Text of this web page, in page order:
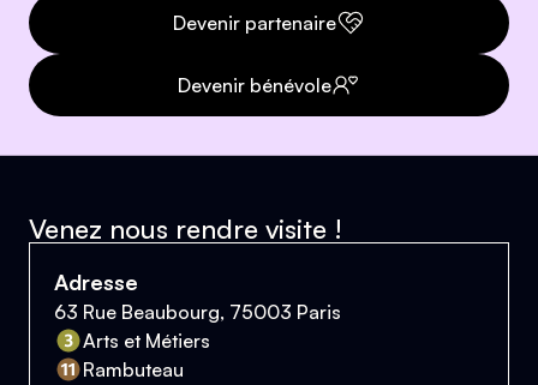
Devenir partenaire
Devenir bénévole
Venez nous rendre visite !
Adresse
63 Rue Beaubourg, 75003 Paris
Arts et Métiers
Rambuteau